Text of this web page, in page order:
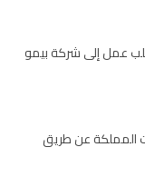
عمل إلى شركة بيمو
المملكة عن طريق